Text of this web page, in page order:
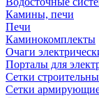
Камины, печи
Печи
Каминокомплекты
Очаги
Порталы для
Сетки
Сетки